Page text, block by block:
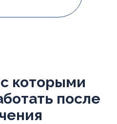
которыми
после